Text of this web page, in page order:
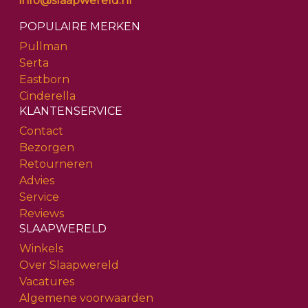
POPULAIRE MERKEN
Pullman
Serta
Eastborn
Cinderella
KLANTENSERVICE
Contact
Bezorgen
Retourneren
Advies
Service
Reviews
SLAAPWERELD
Winkels
Over Slaapwereld
Vacatures
Algemene voorwaarden